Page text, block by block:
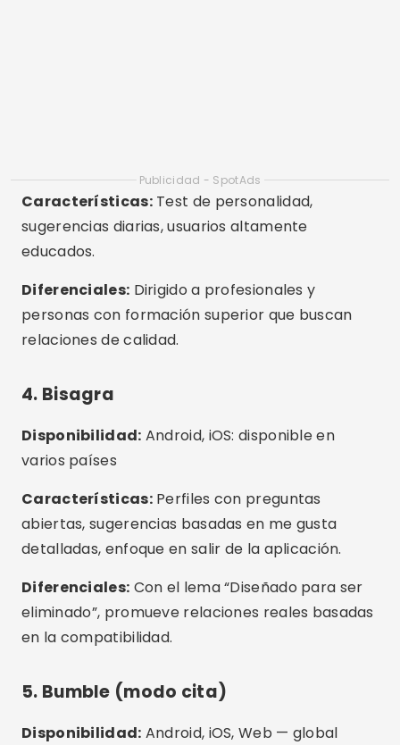
Disponibilidad:Android, iOS: disponible en
varios países
abiertas, sugerencias basadas en me gusta
detalladas, enfoque en salir de la aplicación.
eliminado”, promueve relaciones reales basadas
5. Bumble (modo cita)
Disponibilidad:Android, iOS, Web — global
Características:Las mujeres inician la
intención de relación se define en el perfil.
Diferenciales:Ideal para mujeres que desean
quienes buscan relaciones basadas en el